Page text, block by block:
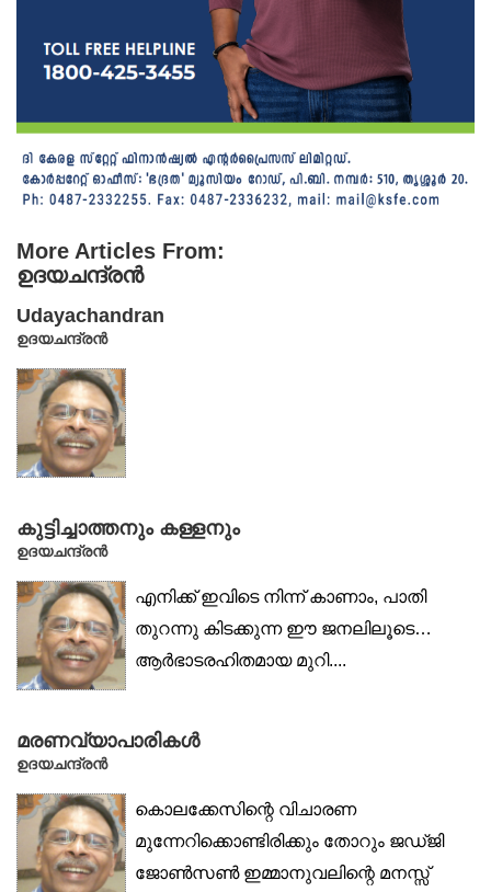
More Articles From:
ഉദയചന്ദ്രൻ
Udayachandran
ഉദയചന്ദ്രൻ
കുട്ടിച്ചാത്തനും കള്ളനും
ഉദയചന്ദ്രൻ
എനിക്ക് ഇവിടെ നിന്ന് കാണാം, പാതി
തുറന്നു കിടക്കുന്ന ഈ ജനലിലൂടെ…
ആർഭാടരഹിതമായ മുറി....
മരണവ്യാപാരികൾ
ഉദയചന്ദ്രൻ
കൊലക്കേസിന്റെ വിചാരണ
മുന്നേറിക്കൊണ്ടിരിക്കും തോറും ജഡ്ജി
ജോൺസൺ ഇമ്മാനുവലിന്റെ മനസ്സ്